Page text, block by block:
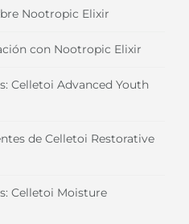
Nootropic Elixir
con Nootropic Elixir
Celletoi Advanced Youth
de Celletoi Restorative
Celletoi Moisture